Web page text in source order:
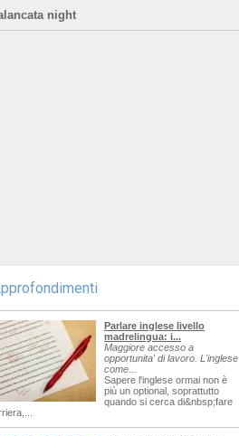
night
Parlare inglese livello
madrelingua: i...
Maggiore accesso a
opportunita' di lavoro. L'inglese
come...
Sapere l'inglese ormai non è
più un optional, soprattutto
quando si cerca di&nbsp;fare